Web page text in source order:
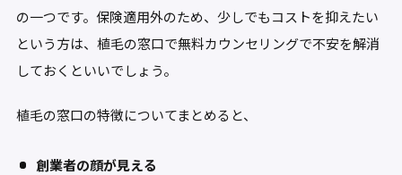
の一つです。保険適用外のため、少しでもコストを抑えたい
という方は、植毛の窓口で無料カウンセリングで不安を解消
しておくといいでしょう。
植毛の窓口の特徴についてまとめると、
創業者の顔が見える